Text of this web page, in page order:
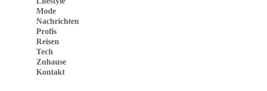
Mode
Nachrichten
Profis
Reisen
Tech
Zuhause
Kontakt